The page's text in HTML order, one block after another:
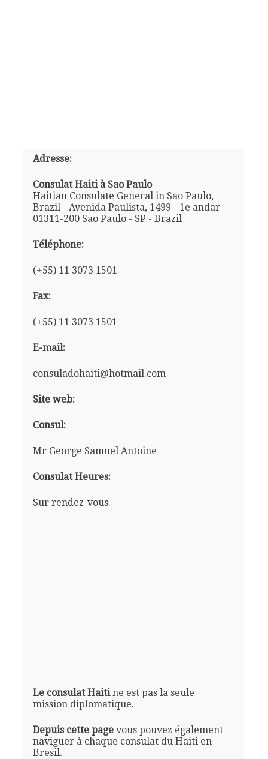
Adresse:
Consulat Haiti à Sao Paulo
Haitian Consulate General in Sao Paulo,
Brazil - Avenida Paulista, 1499 - 1e andar -
01311-200 Sao Paulo - SP - Brazil
Téléphone:
(+55) 11 3073 1501
Fax:
(+55) 11 3073 1501
E-mail:
consuladohaiti@hotmail.com
Site web:
Consul:
Mr George Samuel Antoine
Consulat Heures:
Sur rendez-vous
Le consulat Haitine est pas la seule
mission diplomatique.
Depuis cette pagevous pouvez également
naviguer à chaque consulat du Haiti en
Bresil.